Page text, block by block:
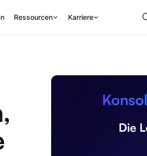
Ressourcen Karriere